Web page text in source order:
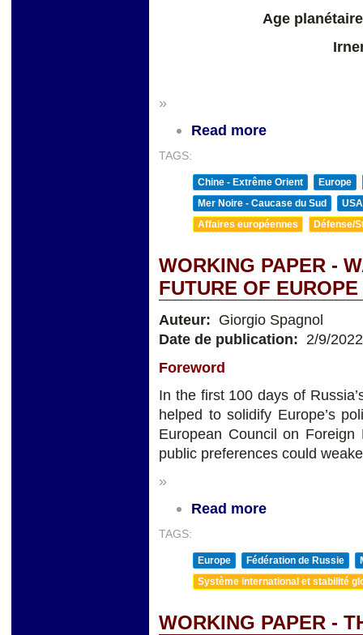
Age
»
Read more
TAGS:
Chine - Extrême Orient
Europe
Mer Noire - Caucase du Sud
USA
Affaires européennes
Défense/
WORKING PAPER -
FUTURE OF EUROPE
Auteur: Giorgio Spagnol
Date de publication: 2/9/2022
Foreword
In the first 100 days of
helped to solidify Europe’s
European Council on
public preferences could
»
Read more
TAGS:
Europe Fédération de Russie
Système international et stabilité
WORKING PAPER -